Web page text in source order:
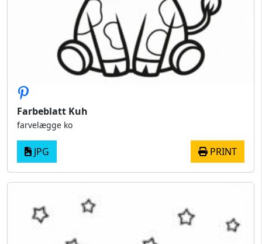
Farbeblatt Kuh
farvelægge ko
JPG PRINT